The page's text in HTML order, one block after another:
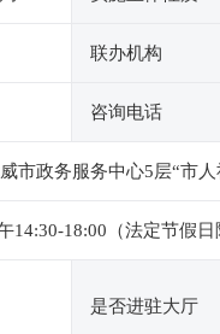
联办机构
咨询电话
市政务服务中心5层“市
14:30-18:00（法定节假日
是否进驻大厅